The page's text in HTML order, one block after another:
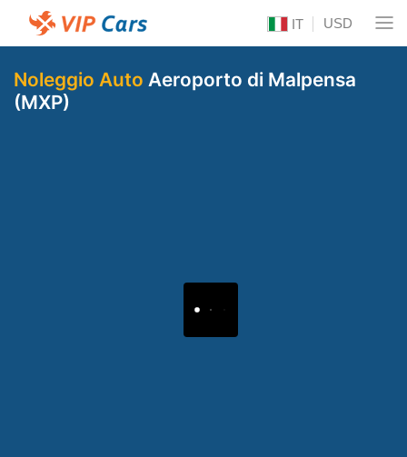
IT USD
Noleggio Auto Aeroporto di Malpensa
(MXP)